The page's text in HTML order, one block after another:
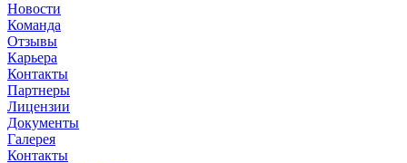
Новости
Команда
Отзывы
Карьера
Контакты
Партнеры
Лицензии
Документы
Галерея
Контакты